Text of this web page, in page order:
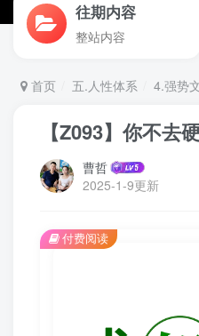
往期内容
整站内容
首页 五.人性体系 4.强势
【Z093】你不去
曹哲
2025-1-9更新
付费阅读